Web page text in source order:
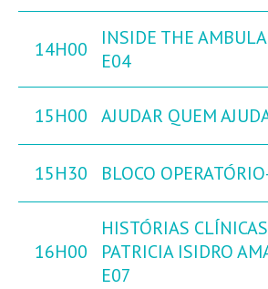
14H00
INSIDE THE
E04
15H00 AJUDAR QUEM
15H30 BLOCO
16H00
HISTÓRIAS
PATRICIA ISIDRO
E07